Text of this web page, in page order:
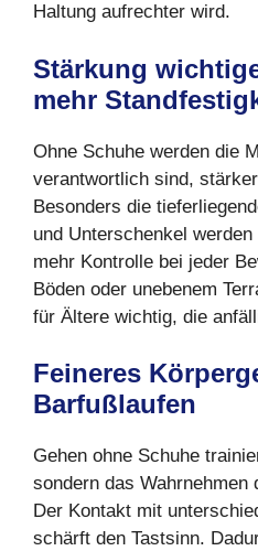
Haltung aufrechter wird.
Stärkung
mehr
Ohne Schuhe werden die
verantwortlich sind,
Besonders die
und Unterschenkel
mehr Kontrolle bei jeder
Böden oder unebenem
für Ältere wichtig, die
Feineres
Barfußlaufen
Gehen ohne Schuhe
sondern das Wahrnehmen
Der Kontakt mit
schärft den Tastsinn.